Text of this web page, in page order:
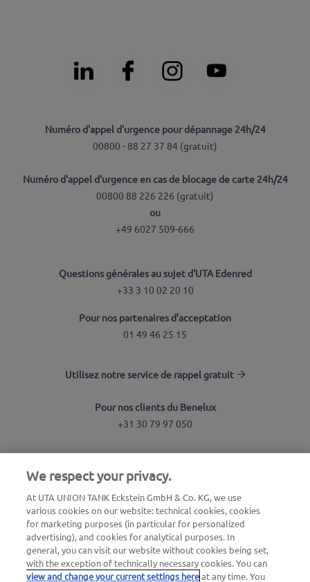
Numéro d'appel d'urgence pour dépannage 24h/24
00800 - 88 27 37 84 (gratuit)
Numéro d'appel d'urgence en cas de blocage de carte 24h/24
00800 88 226 226 (gratuit)
ou
+49 6027 509-666
Questions générales au sujet d'UTA Edenred
+33 3 10 02 20 10
Pour nos partenaires d’acceptation
01 49 46 25 15
Utilisez notre service de rappel gratuit
Pour nos clients du Benelux
+31 30 79 97 050
Recherche de station
Connexion à l'espace client
À propos d'UTA Edenred
Blog
We respect your privacy.
At UTA UNION TANK Eckstein GmbH & Co. KG, we use
various cookies on our website: technical cookies, cookies
for marketing purposes (in particular for personalized
advertising), and cookies for analytical purposes. In
general, you can visit our website without cookies being set,
with the exception of technically necessary cookies. You can
view and change your current settings hereat any time. You